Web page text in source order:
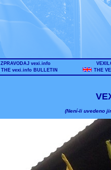
ZPRAVODAJ vexi.info
THE vexi.info BULLETIN
THE
(Není-li uvedeno